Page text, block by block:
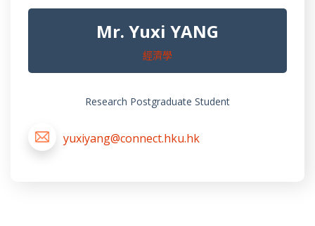
Mr. Yuxi YANG
經濟學
Research Postgraduate Student
yuxiyang@connect.hku.hk